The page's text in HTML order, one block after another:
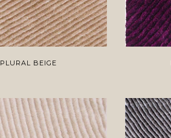
PLURAL BEIGE